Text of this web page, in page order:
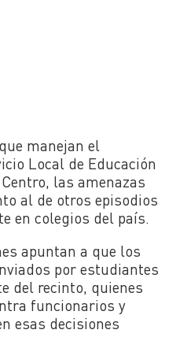
manejan el
Local de Educación
las amenazas
al de otros episodios
en colegios del país.
apuntan a que los
por estudiantes
del recinto, quienes
funcionarios y
esas decisiones